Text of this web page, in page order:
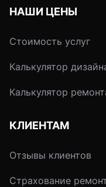
НАШИ ЦЕНЫ
Стоимость услуг
Калькулятор
Калькулятор
КЛИЕНТАМ
Отзывы клиентов
Страхование